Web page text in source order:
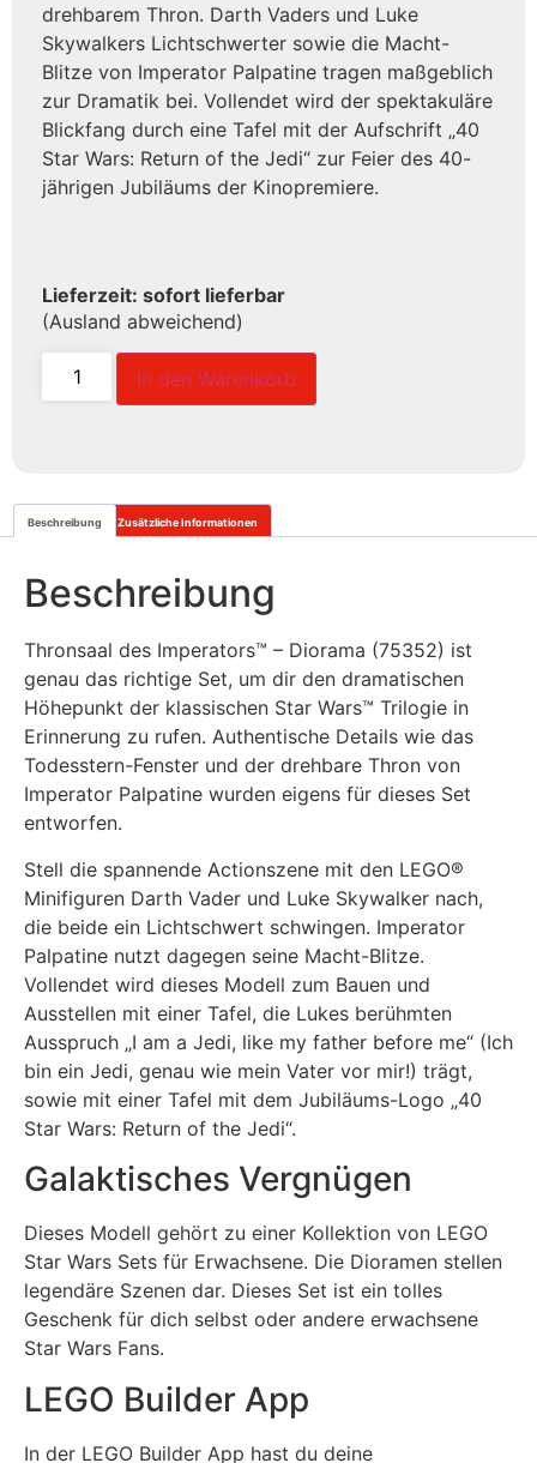
drehbarem Thron. Darth Vaders und Luke
Skywalkers Lichtschwerter sowie die Macht-
Blitze von Imperator Palpatine tragen maßgeblich
zur Dramatik bei. Vollendet wird der spektakuläre
Blickfang durch eine Tafel mit der Aufschrift „40
Star Wars: Return of the Jedi“ zur Feier des 40-
jährigen Jubiläums der Kinopremiere.
Lieferzeit: sofort lieferbar
(Ausland abweichend)
In den Warenkorb
Beschreibung Zusätzliche Informationen
Beschreibung
Thronsaal des Imperators™ – Diorama (75352) ist
genau das richtige Set, um dir den dramatischen
Höhepunkt der klassischen Star Wars™ Trilogie in
Erinnerung zu rufen. Authentische Details wie das
Todesstern-Fenster und der drehbare Thron von
Imperator Palpatine wurden eigens für dieses Set
entworfen.
Stell die spannende Actionszene mit den LEGO®
Minifiguren Darth Vader und Luke Skywalker nach,
die beide ein Lichtschwert schwingen. Imperator
Palpatine nutzt dagegen seine Macht-Blitze.
Vollendet wird dieses Modell zum Bauen und
Ausstellen mit einer Tafel, die Lukes berühmten
Ausspruch „I am a Jedi, like my father before me“ (Ich
bin ein Jedi, genau wie mein Vater vor mir!) trägt,
sowie mit einer Tafel mit dem Jubiläums-Logo „40
Star Wars: Return of the Jedi“.
Galaktisches Vergnügen
Dieses Modell gehört zu einer Kollektion von LEGO
Star Wars Sets für Erwachsene. Die Dioramen stellen
legendäre Szenen dar. Dieses Set ist ein tolles
Geschenk für dich selbst oder andere erwachsene
Star Wars Fans.
LEGO Builder App
In der LEGO Builder App hast du deine